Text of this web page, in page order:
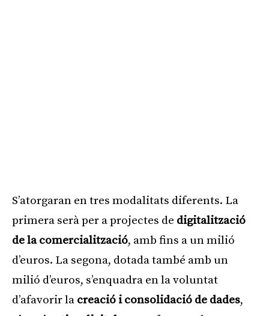
S’atorgaran en tres modalitats diferents. La
primera serà per a projectes de digitalització
de la comercialització, amb fins a un milió
d’euros. La segona, dotada també amb un
milió d’euros, s’enquadra en la voluntat
d’afavorir la creació i consolidació de dades,